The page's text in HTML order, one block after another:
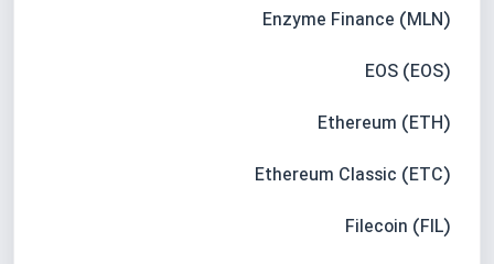
Enzyme Finance (MLN)
EOS (EOS)
Ethereum (ETH)
Ethereum Classic (ETC)
Filecoin (FIL)